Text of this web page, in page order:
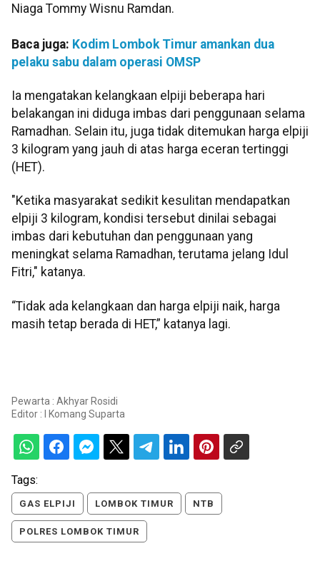
Niaga Tommy Wisnu Ramdan.
Baca juga: Kodim Lombok Timur amankan dua
pelaku sabu dalam operasi OMSP
Ia mengatakan kelangkaan elpiji beberapa hari
belakangan ini diduga imbas dari penggunaan selama
Ramadhan. Selain itu, juga tidak ditemukan harga elpiji
3 kilogram yang jauh di atas harga eceran tertinggi
(HET).
"Ketika masyarakat sedikit kesulitan mendapatkan
elpiji 3 kilogram, kondisi tersebut dinilai sebagai
imbas dari kebutuhan dan penggunaan yang
meningkat selama Ramadhan, terutama jelang Idul
Fitri," katanya.
“Tidak ada kelangkaan dan harga elpiji naik, harga
masih tetap berada di HET,” katanya lagi.
Pewarta : Akhyar Rosidi
Editor :
I Komang Suparta
Tags:
GAS ELPIJI LOMBOK TIMUR NTB
POLRES LOMBOK TIMUR